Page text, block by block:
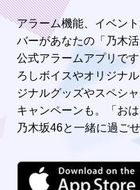
アラーム機能、イベン
バーがあなたの「乃木
公式アラームアプリで
ろしボイスやオリジナ
ジナルグッズやスペシ
キャンペーンも。「お
乃木坂46と一緒に過ご